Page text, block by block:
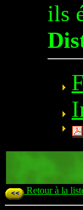
ils
Retour à la